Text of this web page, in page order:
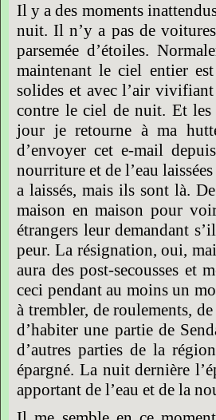
Il y a des moments
nuit. Il n’y a pas de
parsemée d’étoiles.
maintenant le ciel entier
solides et avec l’air
contre le ciel de nuit. Et les
jour je retourne à ma
d’envoyer cet e-mail
nourriture et de l’eau
a laissés, mais ils sont là.
maison en maison pour
étrangers leur demandant
peur. La résignation, oui,
aura des post-secousses et
ceci pendant au moins un
à trembler, de roulements,
d’habiter une partie de
d’autres parties de la
épargné. La nuit dernière
apportant de l’eau et de la